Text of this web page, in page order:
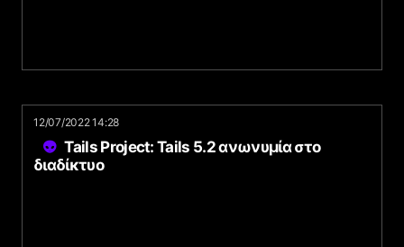
12/07/2022 14:28
Tails Project: Tails 5.2 ανωνυμία στο
διαδίκτυο